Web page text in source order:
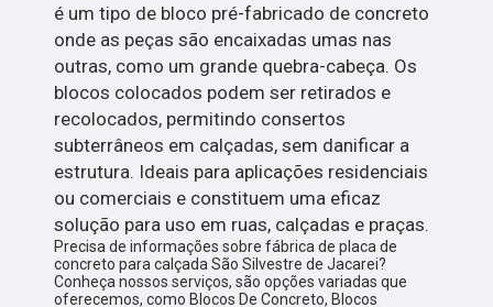
é um tipo de bloco pré-fabricado de concreto
onde as peças são encaixadas umas nas
outras, como um grande quebra-cabeça. Os
blocos colocados podem ser retirados e
recolocados, permitindo consertos
subterrâneos em calçadas, sem danificar a
estrutura. Ideais para aplicações residenciais
ou comerciais e constituem uma eficaz
solução para uso em ruas, calçadas e praças.
Precisa de informações sobre fábrica de placa de
concreto para calçada São Silvestre de Jacarei?
Conheça nossos serviços, são opções variadas que
oferecemos, como Blocos De Concreto, Blocos